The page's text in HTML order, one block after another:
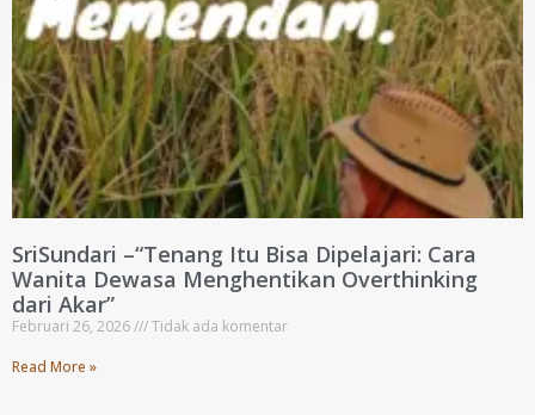
SriSundari –“Tenang Itu Bisa Dipelajari: Cara
Wanita Dewasa Menghentikan Overthinking
dari Akar”
Februari 26, 2026
Tidak ada komentar
Read More »